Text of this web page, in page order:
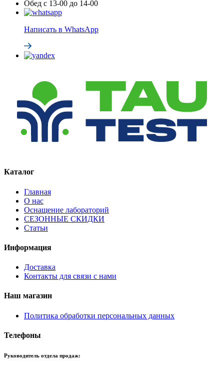
Обед с 13-00 до 14-00
Написать в WhatsApp
Каталог
Главная
О нас
Оснащение лабораторий
СЕЗОННЫЕ СКИДКИ
Статьи
Информация
Доставка
Контакты для связи с нами
Наш магазин
Политика обработки персональных данных
Телефоны
Руководитель отдела продаж: